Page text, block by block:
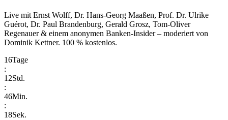
Live mit Ernst Wolff, Dr. Hans-Georg Maaßen, Prof. Dr. Ulrike
Guérot, Dr. Paul Brandenburg, Gerald Grosz, Tom-Oliver
Regenauer & einem anonymen Banken-Insider– moderiert von
Dominik Kettner. 100 % kostenlos.
16Tage
:
12Std.
:
46Min.
:
18Sek.